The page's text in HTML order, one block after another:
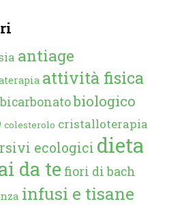
antiage
attività fisica
bicarbonatobiologico
colesterolo cristalloterapia
ecologici dieta
da te fiori di bach
infusi e tisane